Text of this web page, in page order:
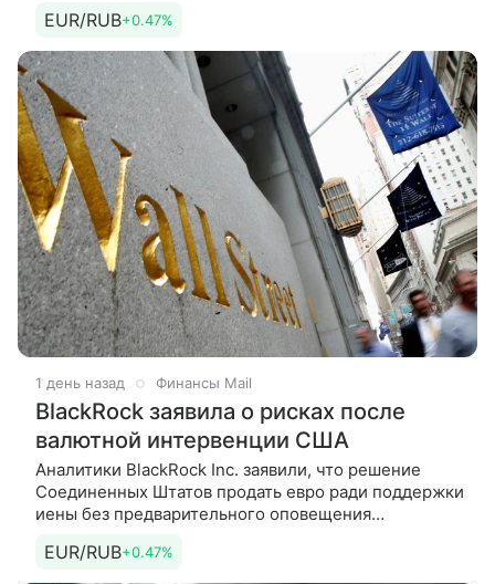
снизились относительно
EUR/RUB+0.47%
1 день назад Финансы Mail
BlackRock заявила о рисках после
валютной интервенции США
Аналитики BlackRock Inc. заявили, что решение
Соединенных Штатов продать евро ради поддержки
иены без предварительного оповещения
геополитические риски и делает менее
EUR/RUB+0.47%